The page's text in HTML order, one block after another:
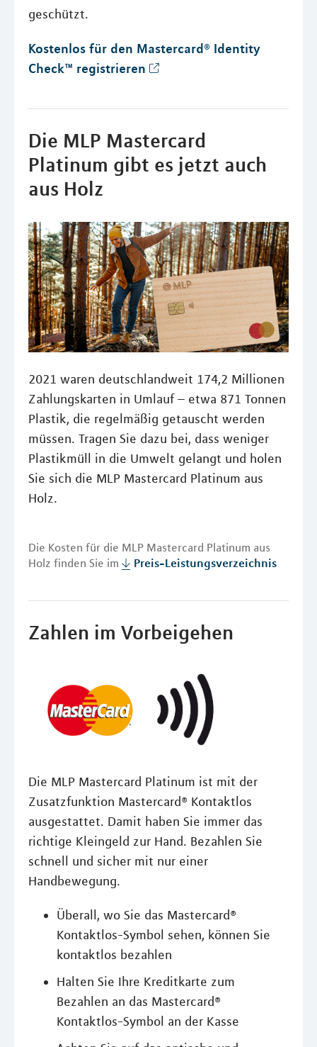
geschützt.
Kostenlos für den Mastercard® Identity
Check™ registrieren
Die MLP Mastercard
Platinum gibt es jetzt auch
aus Holz
2021 waren deutschlandweit 174,2 Millionen
Zahlungskarten in Umlauf – etwa 871 Tonnen
Plastik, die regelmäßig getauscht werden
müssen. Tragen Sie dazu bei, dass weniger
Plastikmüll in die Umwelt gelangt und holen
Sie sich die MLP Mastercard Platinum aus
Holz.
Die Kosten für die MLP Mastercard Platinum aus
Holz finden Sie im
Preis-Leistungsverzeichnis
Zahlen im Vorbeigehen
Die MLP Mastercard Platinum ist mit der
Zusatzfunktion Mastercard® Kontaktlos
ausgestattet. Damit haben Sie immer das
richtige Kleingeld zur Hand. Bezahlen Sie
schnell und sicher mit nur einer
Handbewegung.
Überall, wo Sie das Mastercard®
Kontaktlos-Symbol sehen, können Sie
kontaktlos bezahlen
Halten Sie Ihre Kreditkarte zum
Bezahlen an das Mastercard®
Kontaktlos-Symbol an der Kasse